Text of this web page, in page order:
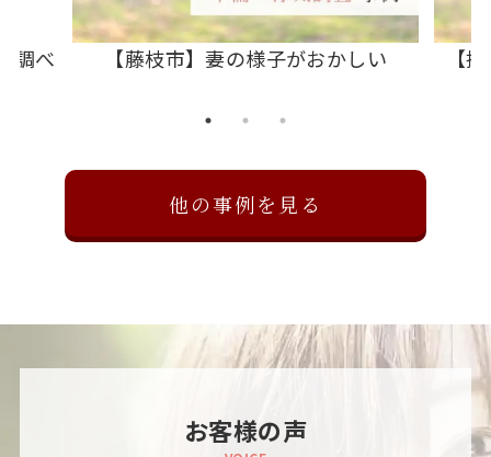
調べ 【藤枝市】妻の様子がおかしい 【
他の事例を見る
お客様の声